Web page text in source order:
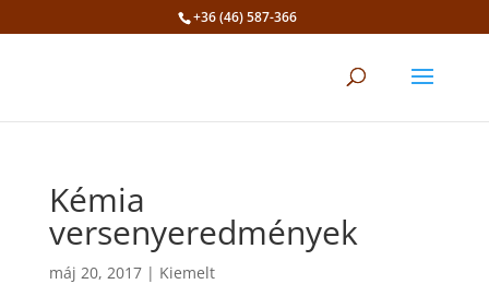
+36 (46) 587-366
Kémia
versenyeredmények
máj 20, 2017| Kiemelt